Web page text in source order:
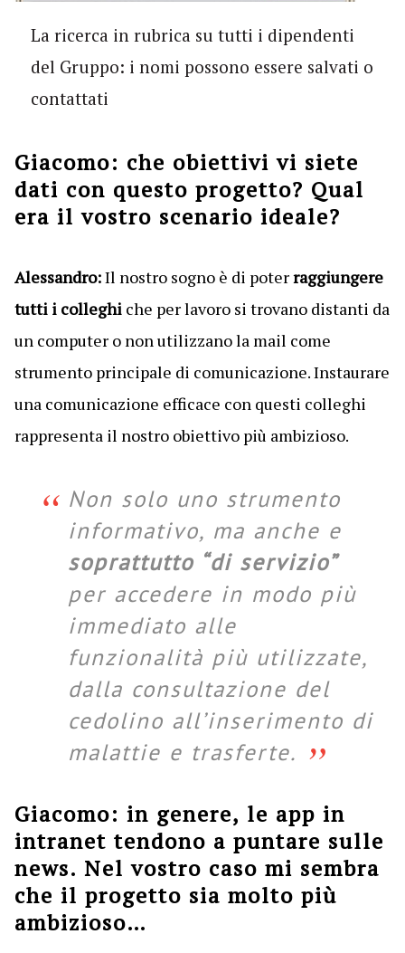
La ricerca in rubrica su tutti i dipendenti
del Gruppo: i nomi possono essere salvati o
contattati
Giacomo: che obiettivi vi siete
dati con questo progetto? Qual
era il vostro scenario ideale?
Alessandro:Il nostro sogno è di poterraggiungere
tutti i colleghiche per lavoro si trovano distanti da
un computer o non utilizzano la mail come
strumento principale di comunicazione. Instaurare
una comunicazione efficace con questi colleghi
rappresenta il nostro obiettivo più ambizioso.
Non solo uno strumento
informativo, ma anche e
soprattutto “di servizio”
per accedere in modo più
immediato alle
funzionalità più utilizzate,
dalla consultazione del
cedolino all’inserimento di
malattie e trasferte.
Giacomo: in genere, le app in
intranet tendono a puntare sulle
news. Nel vostro caso mi sembra
che il progetto sia molto più
ambizioso…